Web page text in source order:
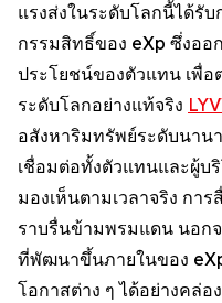
แรงส่งในระดับโลกนี้ได้รั
กรรมสิทธิ์ของ eXp ซึ่งอ
ประโยชน์ของตัวแทน เพื่อ
ระดับโลกอย่างแท้จริง
อสังหาริมทรัพย์ระดับนาน
เชื่อมต่อทั้งตัวแทนและผู้บ
มองเห็นตามเวลาจริง กา
ราบรื่นข้ามพรมแดน นอก
ที่พัฒนาขึ้นภายในของ
โอกาสต่าง ๆ ได้อย่างคล่